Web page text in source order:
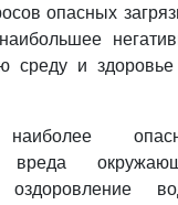
опасных
среду и
наиболее
вреда
оздоровление